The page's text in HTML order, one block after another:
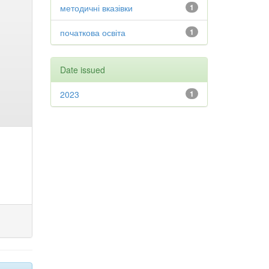
1
методичні вказівки
1
початкова освіта
Date issued
1
2023